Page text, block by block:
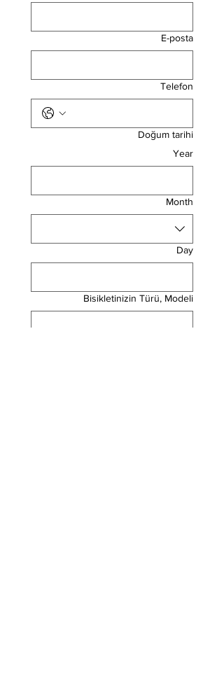
E-posta
Telefon
Doğum tarihi
Year
Month
Day
Bisikletinizin Türü, Modeli